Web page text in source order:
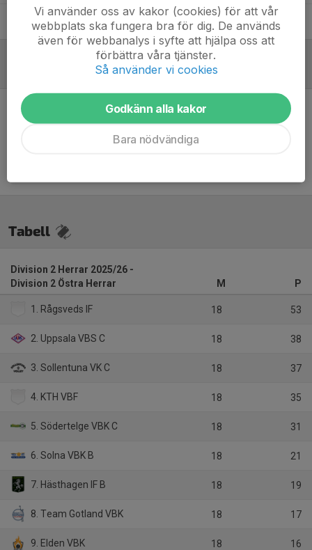
Ville Edqvist
Inget referat skrivet
Tabell
Division 2 Herrar 2025/26 -
Division 2 Östra Herrar
M P
1. Rågsveds IF 18 53
2. Uppsala VBS C 18 38
3. Sollentuna VK C 18 37
4. KTH VBF 18 35
5. Södertelge VBK C 18 31
6. Solna VBK B 18 21
7. Hästhagen IF B 18 19
8. Team Gotland VBK 18 17
9. Elden VBK 18 16
Vi använder oss av kakor (cookies) för att vår
webbplats ska fungera bra för dig. De används
även för webbanalys i syfte att hjälpa oss att
förbättra våra tjänster.
Så använder vi cookies
Godkänn alla kakor
Bara nödvändiga